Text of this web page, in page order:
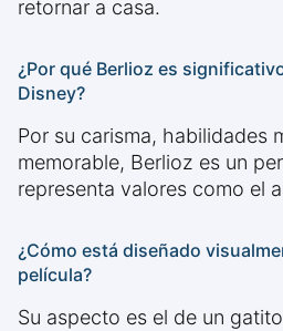
retornar a casa.
¿Por qué Berlioz es
Disney?
Por su carisma, habilidades
memorable, Berlioz es un
representa valores como el
¿Cómo está diseñado
película?
Su aspecto es el de un